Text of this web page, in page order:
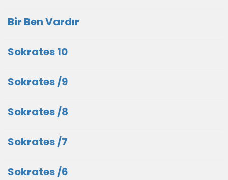
Bir Ben Vardır
Sokrates 10
Sokrates /9
Sokrates /8
Sokrates /7
Sokrates /6